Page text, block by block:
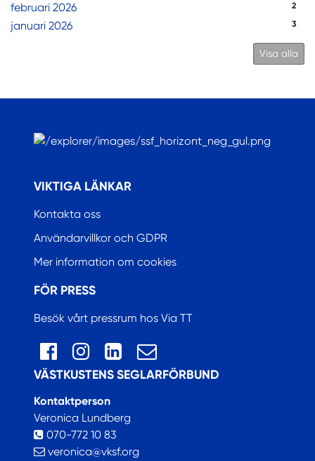
februari 2026 2
januari 2026 3
Visa alla
VIKTIGA LÄNKAR
Kontakta oss
Användarvillkor och GDPR
Mer information om cookies
FÖR PRESS
Besök vårt pressrum hos Via TT
VÄSTKUSTENS SEGLARFÖRBUND
Kontaktperson
Veronica Lundberg
070-772 10 83
veronica@vksf.org